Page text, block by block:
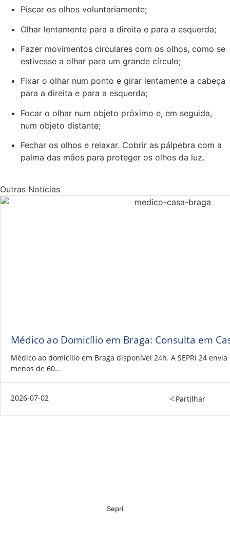
Piscar os olhos voluntariamente;
Olhar lentamente para a direita e para a esquerda;
Fazer movimentos circulares com os olhos, como se
estivesse a olhar para um grande círculo;
Fixar o olhar num ponto e girar lentamente a cabeça
para a direita e para a esquerda;
Focar o olhar num objeto próximo e, em seguida,
num objeto distante;
Fechar os olhos e relaxar. Cobrir as pálpebra com a
palma das mãos para proteger os olhos da luz.
Outras Notícias
Médico ao Domicílio em Braga: Consulta em
Médico ao domicílio em Braga disponível 24h. A SEPRI 24
menos de 60...
2026-07-02 Partilhar
Sepri